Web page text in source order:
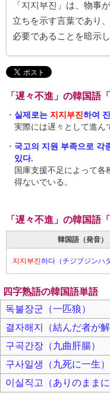
「지지부진」は、物事
立ちを示す言葉であり
必要であることを暗示し
「遅々不進」の韓国語
・ 실제로는 지지부진하여
実際には遅々として進ん
・ 국고의 지원 부족으로 각
있다.
国庫支援不足によって
得ないでいる。
「遅々不進」の韓国語
韓国語（発音）
지지부진하다（チジブジンハダ
四字熟語の韓国語単語
독불장군（一匹狼）
결자해지（結んだ者が解
구곡간장（九曲肝腸）
구사일생（九死に一生）
이실직고（ありのままに